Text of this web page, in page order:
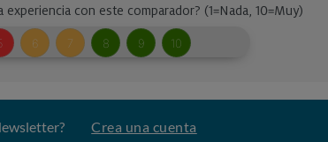
Crea una cuenta